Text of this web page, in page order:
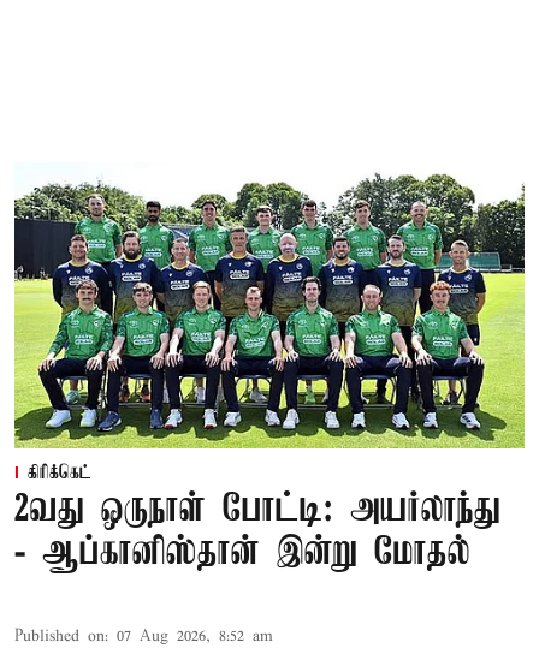
கிரிக்கெட்
2வது ஒருநாள் போட்டி: அயர்லாந்து
- ஆப்கானிஸ்தான் இன்று மோதல்
Published on: 07 Aug 2026, 8:52 am